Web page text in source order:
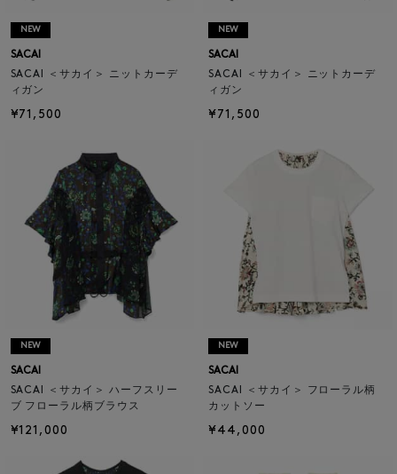
NEW
SACAI
SACAI ＜サカイ＞ ニットカーデ
ィガン
¥71,500
NEW
SACAI
SACAI ＜サカイ＞ ニットカーデ
ィガン
¥71,500
NEW
SACAI
SACAI ＜サカイ＞ ハーフスリー
ブ フローラル柄ブラウス
¥121,000
NEW
SACAI
SACAI ＜サカイ＞ フローラル柄
カットソー
¥44,000